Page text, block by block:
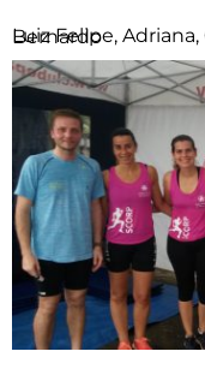
Luiz Felipe, Adriana, Glícia, Rita, Merciana, Dulcilene, Bernardo